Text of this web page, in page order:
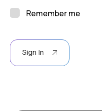
Remember me
Sign In